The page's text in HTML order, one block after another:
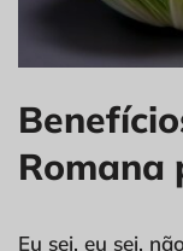
Romana
Eu sei, eu sei,